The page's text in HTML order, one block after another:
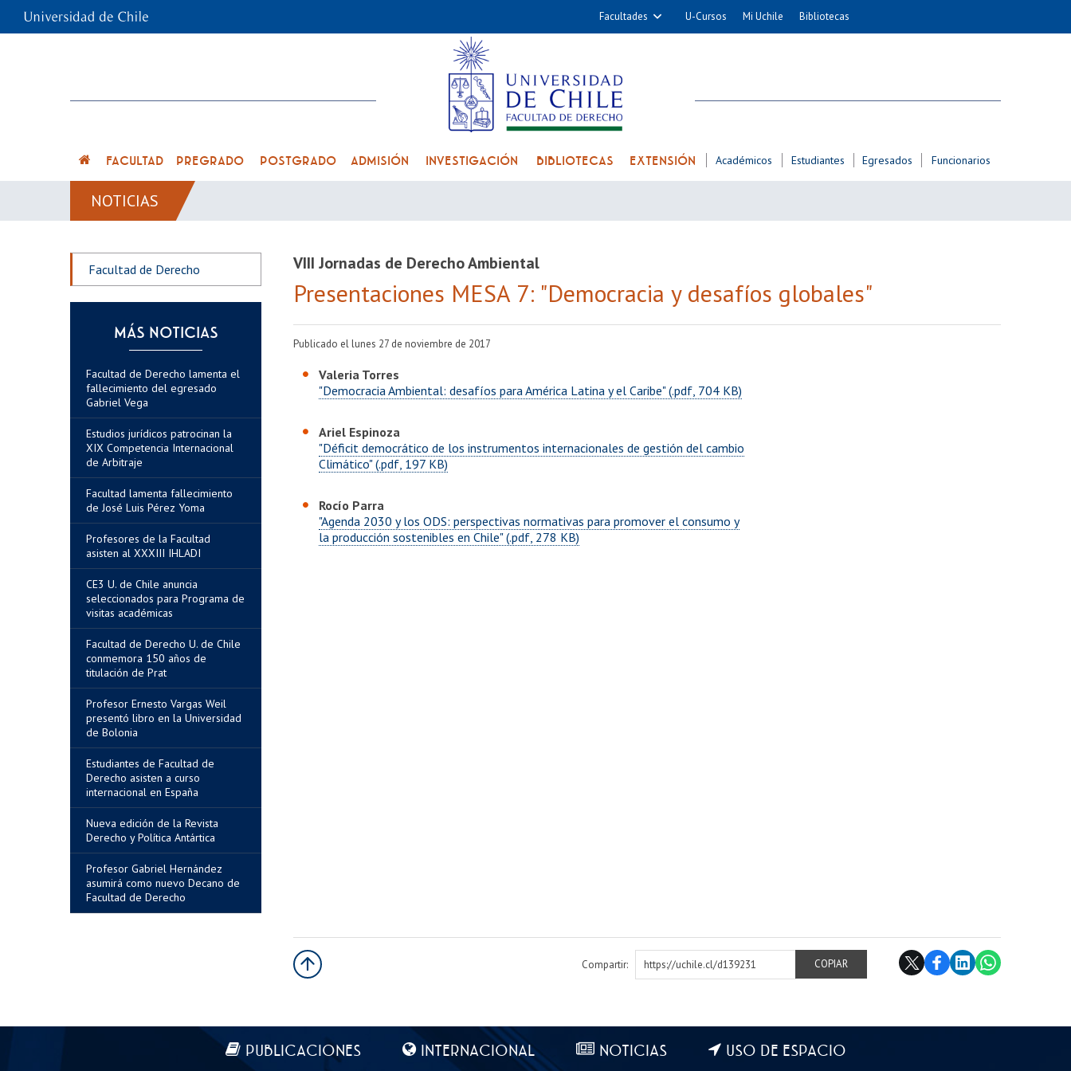
Facultades
Cs. Químicas y Farmacéuticas
Medicina
Odontología
Alimentos
Hospital Clínico
U-Cursos Mi Uchile Bibliotecas
FACULTAD PREGRADO POSTGRADO ADMISIÓN INVESTIGACIÓN BIBLIOTECAS EXTENSIÓN Académicos Estudiantes Egresados Funcionarios
NOTICIAS
Facultad de Derecho
MÁS NOTICIAS
Facultad de Derecho lamenta el
fallecimiento del egresado
Gabriel Vega
Estudios jurídicos patrocinan la
XIX Competencia Internacional
de Arbitraje
Facultad lamenta fallecimiento
de José Luis Pérez Yoma
Profesores de la Facultad
asisten al XXXIII IHLADI
CE3 U. de Chile anuncia
seleccionados para Programa de
visitas académicas
Facultad de Derecho U. de Chile
conmemora 150 años de
titulación de Prat
Profesor Ernesto Vargas Weil
presentó libro en la Universidad
de Bolonia
Estudiantes de Facultad de
Derecho asisten a curso
internacional en España
Nueva edición de la Revista
Derecho y Política Antártica
Profesor Gabriel Hernández
asumirá como nuevo Decano de
Facultad de Derecho
VIII Jornadas de Derecho Ambiental
Presentaciones MESA 7: "Democracia y desafíos globales"
Publicado el lunes 27 de noviembre de 2017
Valeria Torres
"Democracia Ambiental: desafíos para América Latina y el Caribe" (.pdf, 704 KB)
Ariel Espinoza
"Déficit democrático de los instrumentos internacionales de gestión del cambio
Climático" (.pdf, 197 KB)
Rocío Parra
"Agenda 2030 y los ODS: perspectivas normativas para promover el consumo y
la producción sostenibles en Chile" (.pdf, 278 KB)
Compartir:
https://uchile.cl/d139231
COPIAR
PUBLICACIONES INTERNACIONAL NOTICIAS USO DE ESPACIO